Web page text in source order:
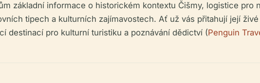
základní informace o historickém kontextu Čišmy, logistice pro
tipech a kulturních zajímavostech. Ať už vás přitahují její
destinací pro kulturní turistiku a poznávání dědictví (Penguin